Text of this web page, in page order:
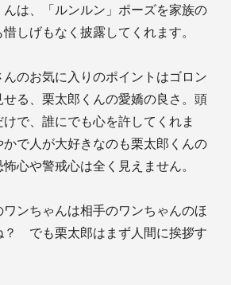
んは、「ルンルン」ポーズを家族の
しげもなく披露してくれます。
のお気に入りのポイントはゴロン
る、栗太郎くんの愛嬌の良さ。頭
で、誰にでも心を許してくれま
で人が大好きなのも栗太郎くんの
心や警戒心は全く見えません。
ワンちゃんは相手のワンちゃんのほ
？ でも栗太郎はまず人間に挨拶す